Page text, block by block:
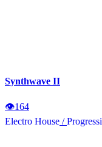
Synthwave II
👁164
Electro House /